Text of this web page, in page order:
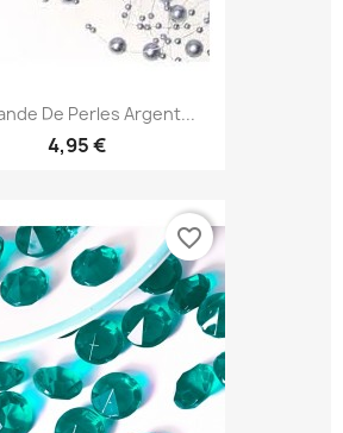
De Perles Argent...
4,95 €
favorite_border